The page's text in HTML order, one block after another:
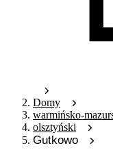
Domy
warmińsko-
olsztyński
Gutkowo